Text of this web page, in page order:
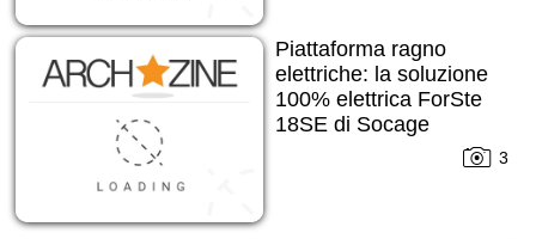
Piattaforma ragno
elettriche: la soluzione
100% elettrica ForSte
18SE di Socage
3